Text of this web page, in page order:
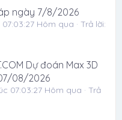
ngày 7/8/2026
07:03:27 Hôm qua
Trả lời:
Dự đoán Max 3D
08/2026
07:03:27 Hôm qua
Trả